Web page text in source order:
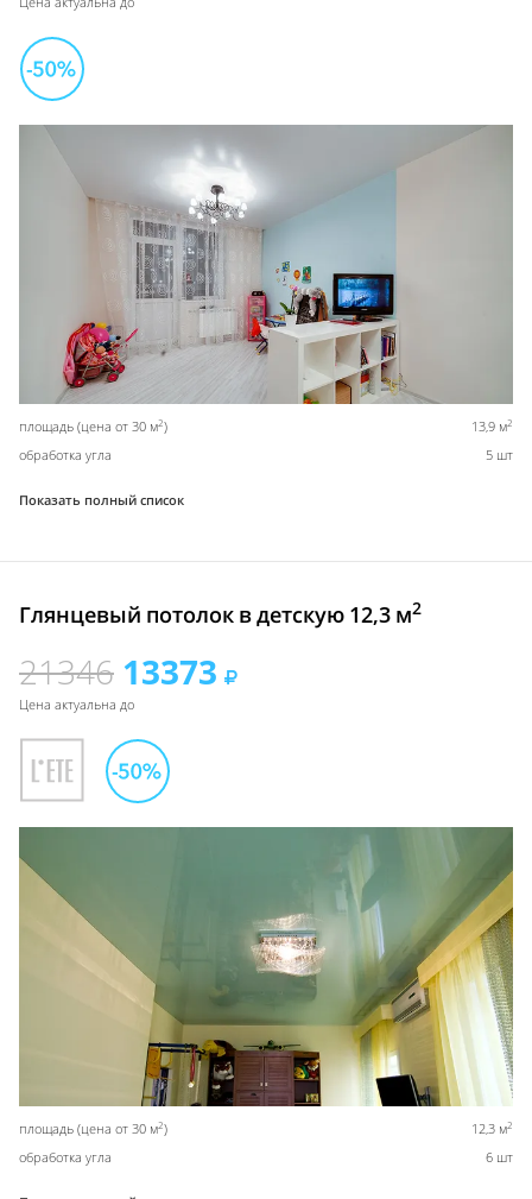
площадь (цена от 30 м2) 13,9 м2
обработка угла 5 шт
Показать полный список
Глянцевый потолок в детскую 12,3 м2
21346 13373
Цена актуальна до
площадь (цена от 30 м2) 12,3 м2
обработка угла 6 шт